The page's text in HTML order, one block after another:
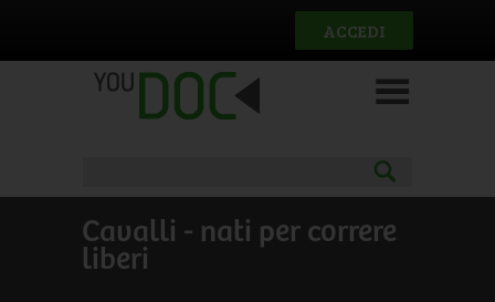
ACCEDI
Cavalli - nati per correre
liberi